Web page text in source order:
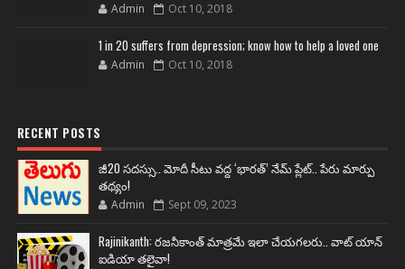
Admin Oct 10, 2018
1 in 20 suffers from depression; know how to help a loved one
Admin Oct 10, 2018
RECENT POSTS
జీ20 సదస్సు.. మోదీ సీటు వద్ద ‘భారత్’ నేమ్ ప్లేట్‌.. పేరు మార్పు
తథ్యం!
Admin Sept 09, 2023
Rajinikanth: రజనీకాంత్ మాత్రమే ఇలా చేయగలరు.. వాట్ యాన్
ఐడియా తలైవా!